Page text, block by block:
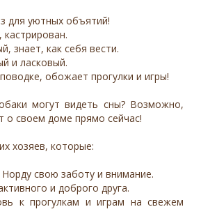
для уютных объятий!
знает, как себя вести.
и ласковый.
обожает прогулки и игры!
могут видеть сны? Возможно,
своем доме прямо сейчас!
хозяев, которые:
свою заботу и внимание.
и доброго друга.
к прогулкам и играм на свежем